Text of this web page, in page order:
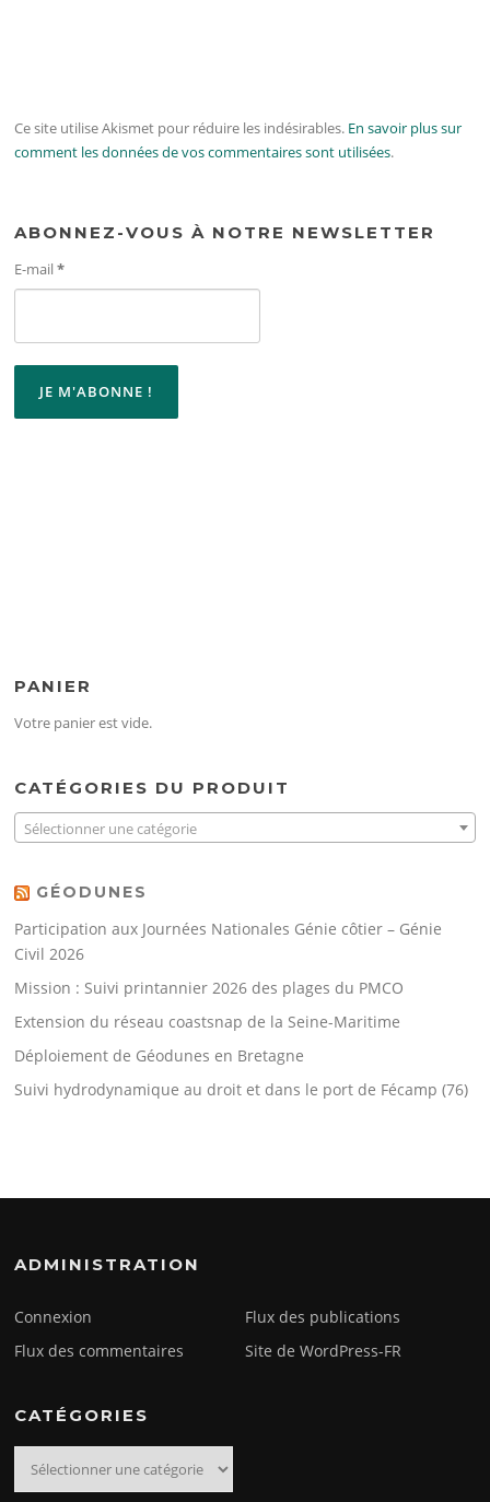
Ce site utilise Akismet pour réduire les indésirables. En savoir plus sur
comment les données de vos commentaires sont utilisées.
ABONNEZ-VOUS À NOTRE NEWSLETTER
E-mail*
PANIER
Votre panier est vide.
CATÉGORIES DU PRODUIT
Sélectionner une catégorie
GÉODUNES
Participation aux Journées Nationales Génie côtier – Génie
Civil 2026
Mission : Suivi printannier 2026 des plages du PMCO
Extension du réseau coastsnap de la Seine-Maritime
Déploiement de Géodunes en Bretagne
Suivi hydrodynamique au droit et dans le port de Fécamp (76)
ADMINISTRATION
Connexion
Flux des publications
Flux des commentaires
Site de WordPress-FR
CATÉGORIES